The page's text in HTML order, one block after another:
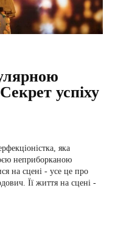
успіху
яка
неприборканою
на сцені - усе це про
Її життя на сцені -